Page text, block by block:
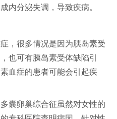
内分泌失调，导致疾病。
，很多情况是因为胰岛素受
也可有胰岛素受体缺陷引
血症的患者可能会引起疾
囊卵巢综合征虽然对女性的